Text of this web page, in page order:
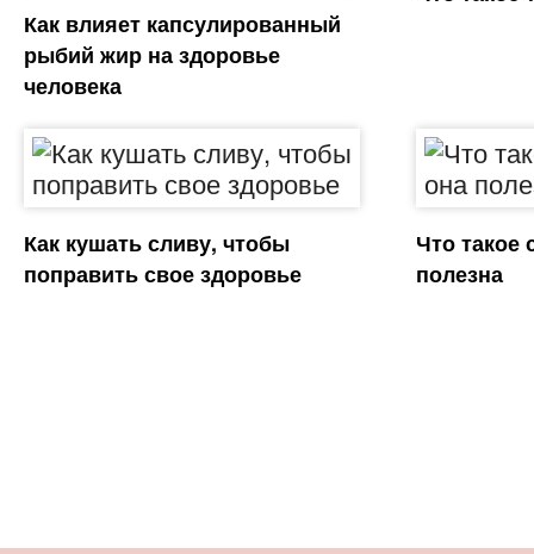
Как влияет капсулированный
рыбий жир на здоровье
человека
Как кушать сливу, чтобы
поправить свое здоровье
Что такое
полезна